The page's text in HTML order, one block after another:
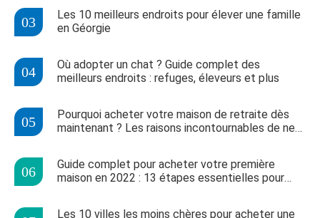
Les 10 meilleurs endroits pour élever une famille
en Géorgie
Où adopter un chat ? Guide complet des
meilleurs endroits : refuges, éleveurs et plus
Pourquoi acheter votre maison de retraite dès
maintenant ? Les raisons incontournables de ne
Guide complet pour acheter votre première
maison en 2022 : 13 étapes essentielles pour
Les 10 villes les moins chères pour acheter une